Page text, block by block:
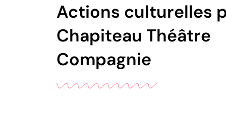
Actions culturelles
Chapiteau Théâtre
Compagnie